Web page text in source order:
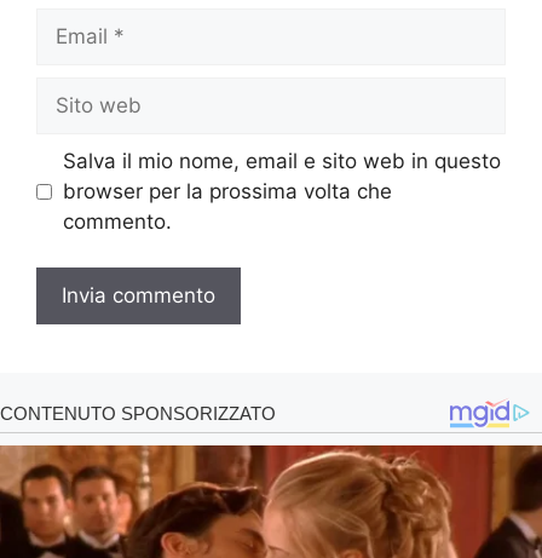
web
Salva il mio nome, email e sito web in questo
browser per la prossima volta che
commento.